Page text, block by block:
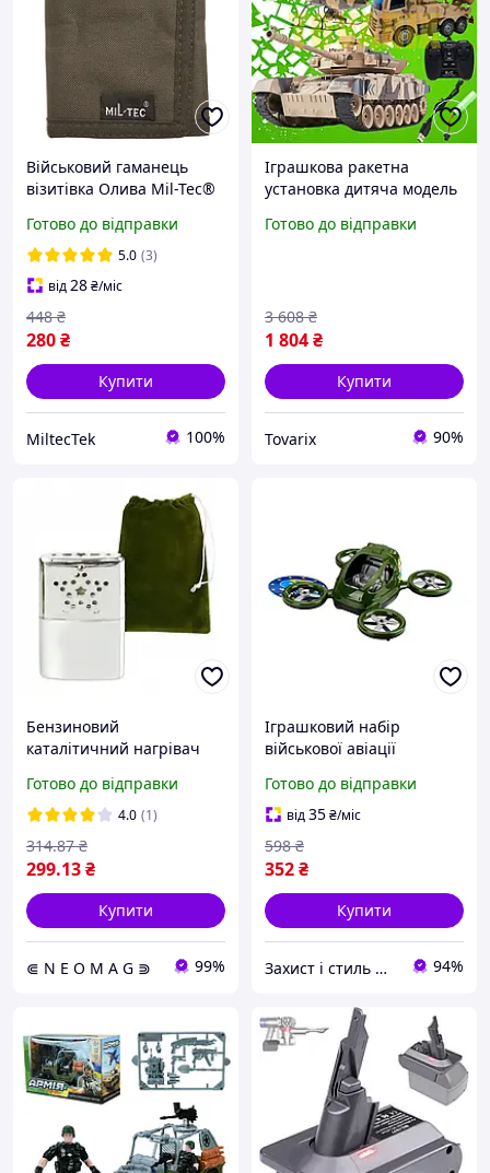
Військовий гаманець
візитівка Олива Mil-Tec®
M.KARTENFÄCHER OLIV
(15810001) для ВСУ
Готово до відправки
5.0 (3)
від28₴/міс
280₴
448 ₴
Купити
MiltecTek 100%
Іграшкова ракетна
установка дитяча модель
елементами для
Готово до відправки
1 804₴
3 608 ₴
Купити
Tovarix 90%
Бензиновий
каталітичний нагрівач
грілка Mil-Tec, нагрівач
Готово до відправки
4.0 (1)
299.13₴
314.87 ₴
Купити
⋐ N E O M A G ⋑ 99%
Іграшковий набір
військової авіації
для ігор 2 шт. пластик
ТехноК MC-6639
Готово до відправки
від35₴/міс
352₴
598 ₴
Купити
Захист і стиль — в одному магазині 94%